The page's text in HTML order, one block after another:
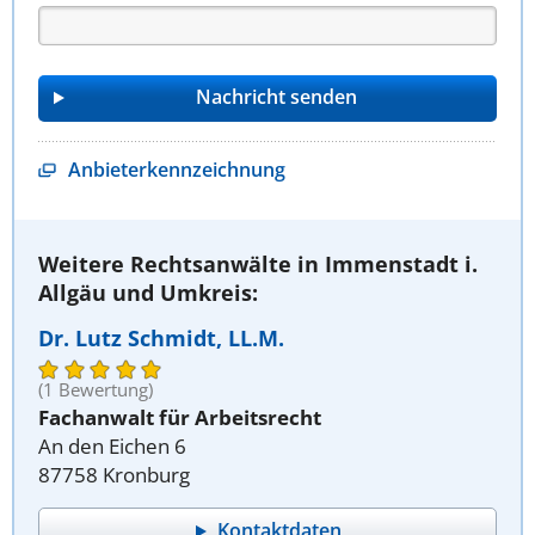
Anbieterkennzeichnung
Weitere Rechtsanwälte in Immenstadt i.
Allgäu und Umkreis:
Dr. Lutz Schmidt, LL.M.
(1 Bewertung)
Fachanwalt für Arbeitsrecht
An den Eichen 6
87758 Kronburg
Kontaktdaten